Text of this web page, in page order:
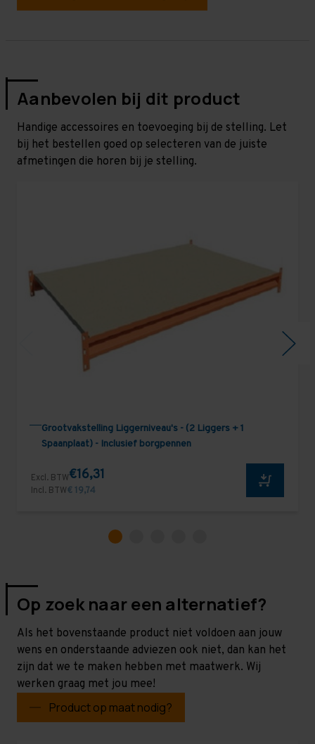
Aanbevolen bij dit product
Handige accessoires en toevoeging bij de stelling. Let
bij het bestellen goed op selecteren van de juiste
afmetingen die horen bij je stelling.
Grootvakstelling Liggerniveau's - (2 Liggers + 1
Spaanplaat) - Inclusief borgpennen
Excl. BTW€16,31
Incl. BTW€ 19,74
Op zoek naar een alternatief?
Als het bovenstaande product niet voldoen aan jouw
wens en onderstaande adviezen ook niet, dan kan het
zijn dat we te maken hebben met maatwerk. Wij
werken graag met jou mee!
Product op maat nodig?